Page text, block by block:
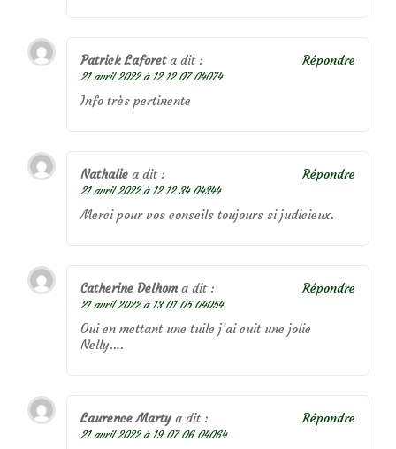
Patrick Laforet a dit :
21 avril 2022 à 12 12 07 04074
Info très pertinente
Répondre
Nathalie a dit :
21 avril 2022 à 12 12 34 04344
Merci pour vos conseils toujours si judicieux.
Répondre
Catherine Delhom a dit :
21 avril 2022 à 13 01 05 04054
Oui en mettant une tuile j’ai cuit une jolie
Nelly….
Répondre
Laurence Marty a dit :
21 avril 2022 à 19 07 06 04064
Répondre